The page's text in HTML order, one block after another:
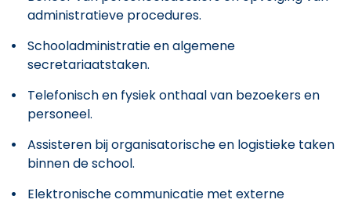
administratieve procedures.
Schooladministratie en algemene
secretariaatstaken.
Telefonisch en fysiek onthaal van bezoekers en
personeel.
Assisteren bij organisatorische en logistieke taken
binnen de school.
Elektronische communicatie met externe